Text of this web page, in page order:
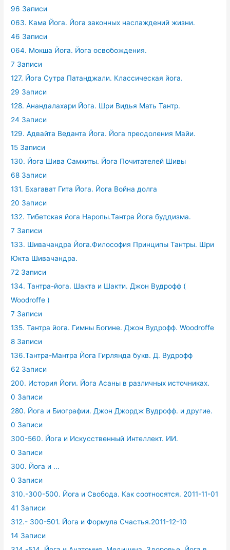
96 Записи
063. Кама Йога. Йога законных наслаждений жизни.
46 Записи
064. Мокша Йога. Йога освобождения.
7 Записи
127. Йога Сутра Патанджали. Классическая йога.
29 Записи
128. Анандалахари Йога. Шри Видья Мать Тантр.
24 Записи
129. Адвайта Веданта Йога. Йога преодоления Майи.
15 Записи
130. Йога Шива Самхиты. Йога Почитателей Шивы
68 Записи
131. Бхагават Гита Йога. Йога Война долга
20 Записи
132. Тибетская йога Наропы.Тантра Йога буддизма.
7 Записи
133. Шивачандра Йога.Философия Принципы Тантры. Шри
Юкта Шивачандра.
72 Записи
134. Тантра-йога. Шакта и Шакти. Джон Вудрофф (
Woodroffe )
7 Записи
135. Тантра йога. Гимны Богине. Джон Вудрофф. Woodroffe
8 Записи
136.Тантра-Мантра Йога Гирлянда букв. Д. Вудрофф
62 Записи
200. История Йоги. Йога Асаны в различных источниках.
0 Записи
280. Йога и Биографии. Джон Джордж Вудрофф. и другие.
0 Записи
300-560. Йога и Искусственный Интеллект. ИИ.
0 Записи
300. Йога и ...
0 Записи
310.-300-500. Йога и Свобода. Как соотносятся. 2011-11-01
41 Записи
312.- 300-501. Йога и Формула Счастья.2011-12-10
14 Записи